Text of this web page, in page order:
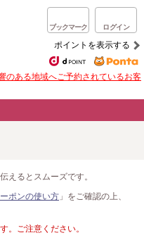
ブックマーク ログイン
ポイントを表示する
のある地域へご予約されているお客
えるとスムーズです。
ポンの使い方 」をご確認の上、
。ご注意ください。